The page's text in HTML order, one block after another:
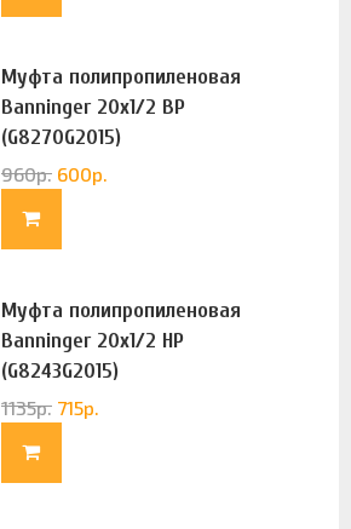
Муфта полипропиленовая
Banninger 20х1/2 ВР
(G8270G2015)
960р. 600р.
Муфта полипропиленовая
Banninger 20х1/2 НР
(G8243G2015)
1135р. 715р.